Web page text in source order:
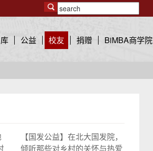
公益 校友 捐赠 BiMBA商学院
【国发公益】在北大国发院，
倾听那些对乡村的关怀与热爱